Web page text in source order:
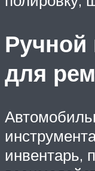
Ручной
для
инвентарь,